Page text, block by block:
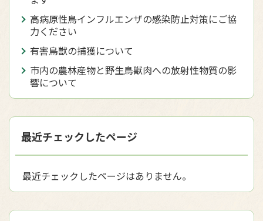
高病原性鳥インフルエンザの感染防止対策にご協
力ください
有害鳥獣の捕獲について
市内の農林産物と野生鳥獣肉への放射性物質の影
響について
最近チェックしたページ
最近チェックしたページはありません。